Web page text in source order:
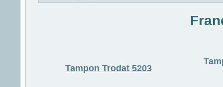
Tampon Trodat 5203